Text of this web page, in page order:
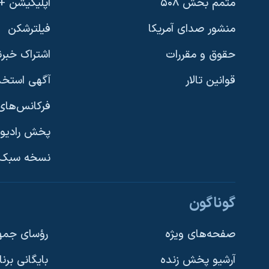
دنبال کنید
منشور صدای آمریکا
حقوق و مقررات
قوانین تالار
فیلترشکن
اشتراک
آگهی
پخش
نسخه
گوناگون
صفحه‌های ویژه
آرشیو پخش زنده
رؤسای
بایگانی